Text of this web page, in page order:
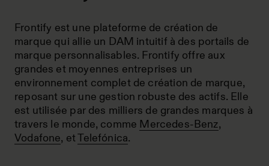
Frontify est une plateforme de création de
marque qui allie un DAM intuitif à des portails de
marque personnalisables. Frontify offre aux
grandes et moyennes entreprises un
environnement complet de création de marque,
reposant sur une gestion robuste des actifs. Elle
est utilisée par des milliers de grandes marques à
travers le monde, comme Mercedes-Benz,
Vodafone, etTelefónica.